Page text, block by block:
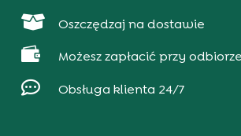
 Oszczędzaj na dostawie
 Możesz zapłacić przy odbiorze
 Obsługa klienta 24/7